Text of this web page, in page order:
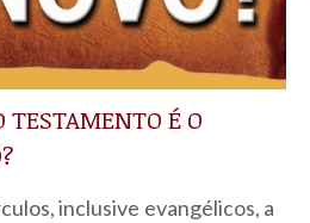
TESTAMENTO É O
inclusive evangélicos, a